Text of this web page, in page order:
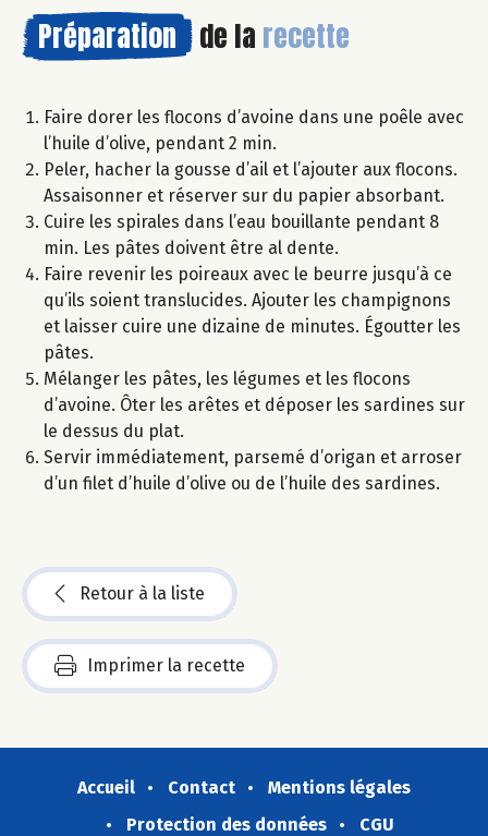
Préparation de la recette
Faire dorer les flocons d’avoine dans une poêle avec
l’huile d’olive, pendant 2 min.
Peler, hacher la gousse d’ail et l’ajouter aux flocons.
Assaisonner et réserver sur du papier absorbant.
Cuire les spirales dans l’eau bouillante pendant 8
min. Les pâtes doivent être al dente.
Faire revenir les poireaux avec le beurre jusqu’à ce
qu’ils soient translucides. Ajouter les champignons
et laisser cuire une dizaine de minutes. Égoutter les
pâtes.
Mélanger les pâtes, les légumes et les flocons
d’avoine. Ôter les arêtes et déposer les sardines sur
le dessus du plat.
Servir immédiatement, parsemé d’origan et arroser
d’un filet d’huile d’olive ou de l’huile des sardines.
Retour à la liste
Imprimer la recette
Accueil Contact
Mentions légales
Protection des données
CGU